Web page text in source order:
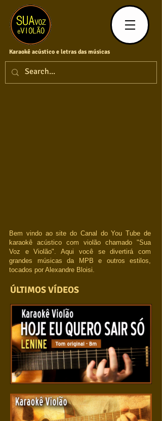
Karaokê acústico e letras das músicas
Bem vindo ao site do Canal do You Tube de
karaokê acústico com violão chamado "Sua
Voz e Violão". Aqui você se divertirá com
grandes músicas da MPB e outros estilos,
tocados por Alexandre Bloisi.
ÚLTIMOS VÍDEOS
Hoje eu quero sair só